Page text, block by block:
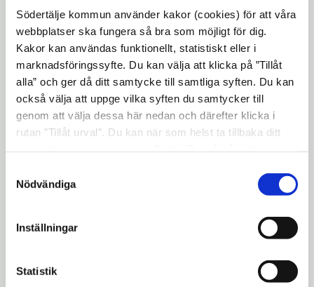
Södertälje kommun använder kakor (cookies) för att våra
webbplatser ska fungera så bra som möjligt för dig.
Kakor kan användas funktionellt, statistiskt eller i
marknadsföringssyfte. Du kan välja att klicka på ”Tillåt
alla” och ger då ditt samtycke till samtliga syften. Du kan
också välja att uppge vilka syften du samtycker till
genom att välja dessa här nedan och därefter klicka i
rutan ”Tillåt urval”. Du kan när som helst ta tillbaka ditt
"Visa detaljer" kan du läsa om hur kakorna används och
hur vi och våra leverantörer inhämtar och behandlar
Nödvändiga
Inställningar
Statistik
kommunkoncernen ska bli fossilbränslefri
till år 2020 och att hela Södertälje ska uppnå
samma mål senast år 2030. Jag vill särskilt
nämna att antalet elfordon hos oss har ökat
till 30 elbilar inklusiver hybrider. Andelen
förnybart drivmedel är dessutom ca 40
procent av den totala mängden drivmedel
Enligt uppgifter från SCB, Trafikanalys
när det gäller andelen miljöbilar i trafik i
Kommunens arbete med mat och hållbarhet